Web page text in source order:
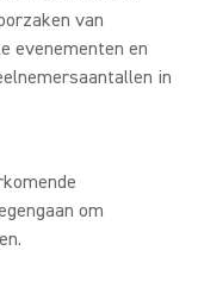
van
evenementen en
in
om